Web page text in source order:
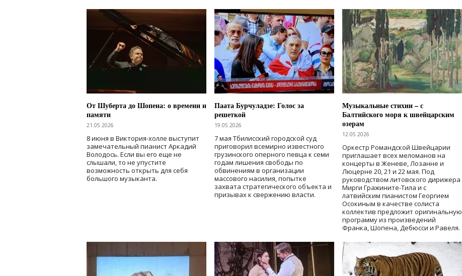
От Шуберта до Шопена: о времени и
памяти
21.05.2026
8 июня в Виктория-холле выступит
замечательный пианист Аркадий
Володось. Если вы его еще не
слышали, то не упустите
возможность открыть для себя
большого музыканта.
Паата Бурчуладзе: Голос за
решеткой
19.05.2026
7 мая Тбилисский городской суд
приговорил всемирно известного
грузинского оперного певца к семи
годам лишения свободы по
обвинениям в организации
массового насилия, попытке
захвата стратегического объекта и
призывах к свержению власти.
Музыкальные стихии – с
Балтийского моря к швейцарским
озерам
12.05.2026
Оркестр Романдской Швейцарии
приглашает всех меломанов на
концерты в Женеве, Лозанне и
Люцерне 20, 21 и 22 мая. Под
руководством литовского дирижера
Мирги Гражините-Тила и с
латвийским пианистом Георгием
Осокиным в качестве солиста
коллектив предложит оригинальную
программу из произведений
Франка, Шопена, Дебюсси и Равеля.